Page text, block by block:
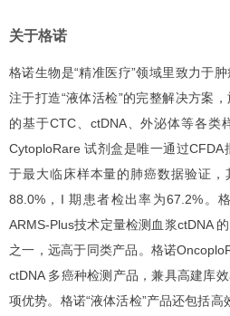
关于格诺
格诺生物是“精准医疗”领域里致力于
注于打造“液体活检”的完整解决方案
的基于CTC、ctDNA、外泌体等各类
CytoploRare 试剂盒是唯一通过
于最大临床样本量的肺癌数据验证，
88.0%，I 期患者检出率为67.2%。
ARMS-Plus技术定量检测血浆ctDNA
之一，远高于同类产品。格诺
ctDNA 多癌种检测产品，兼具高建库
项优势。格诺“液体活检”产品还包括高